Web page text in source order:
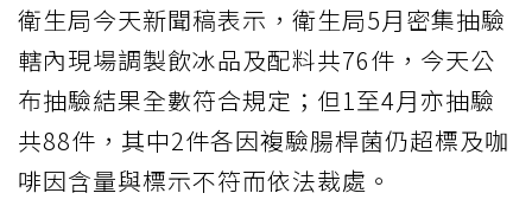
衛生局今天新聞稿表示，衛生局5月密集抽驗
轄內現場調製飲冰品及配料共76件，今天公
布抽驗結果全數符合規定；但1至4月亦抽驗
共88件，其中2件各因複驗腸桿菌仍超標及咖
啡因含量與標示不符而依法裁處。